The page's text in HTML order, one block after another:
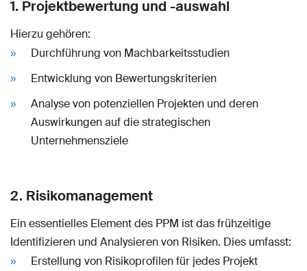
1. Projektbewertung und -auswahl
Hierzu gehören:
Durchführung von Machbarkeitsstudien
Entwicklung von Bewertungskriterien
Analyse von potenziellen Projekten und deren
Auswirkungen auf die strategischen
Unternehmensziele
2. Risikomanagement
Ein essentielles Element des PPM ist das frühzeitige
Identifizieren und Analysieren von Risiken. Dies umfasst:
Erstellung von Risikoprofilen für jedes Projekt